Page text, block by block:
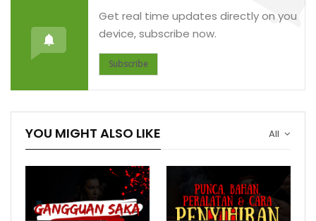
Get real time updates directly on you
device, subscribe now.
Subscribe
All
YOU MIGHT ALSO LIKE